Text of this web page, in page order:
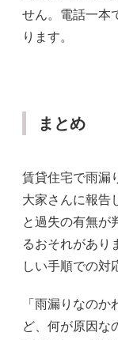
せん。電話一本
ります。
まとめ
賃貸住宅で雨漏
大家さんに報告
と過失の有無が
るおそれがあり
しい手順での対
「雨漏りなの
ど、何が原因な